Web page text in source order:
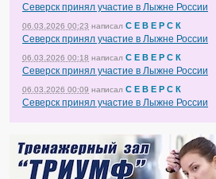
Северск принял участие в Лыжне России
06.03.2026 00:23 написал С Е В Е Р С К
Северск принял участие в Лыжне России
06.03.2026 00:18 написал С Е В Е Р С К
Северск принял участие в Лыжне России
06.03.2026 00:09 написал С Е В Е Р С К
Северск принял участие в Лыжне России